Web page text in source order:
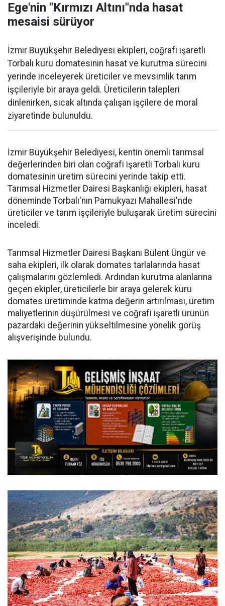
Ege'nin "Kırmızı Altını"nda hasat
mesaisi sürüyor
İzmir Büyükşehir Belediyesi ekipleri, coğrafi işaretli
Torbalı kuru domatesinin hasat ve kurutma sürecini
yerinde inceleyerek üreticiler ve mevsimlik tarım
işçileriyle bir araya geldi. Üreticilerin talepleri
dinlenirken, sıcak altında çalışan işçilere de moral
ziyaretinde bulunuldu.
İzmir Büyükşehir Belediyesi, kentin önemli tarımsal
değerlerinden biri olan coğrafi işaretli Torbalı kuru
domatesinin üretim sürecini yerinde takip etti.
Tarımsal Hizmetler Dairesi Başkanlığı ekipleri, hasat
döneminde Torbalı'nın Pamukyazı Mahallesi'nde
üreticiler ve tarım işçileriyle buluşarak üretim sürecini
inceledi.
Tarımsal Hizmetler Dairesi Başkanı Bülent Üngür ve
saha ekipleri, ilk olarak domates tarlalarında hasat
çalışmalarını gözlemledi. Ardından kurutma alanlarına
geçen ekipler, üreticilerle bir araya gelerek kuru
domates üretiminde katma değerin artırılması, üretim
maliyetlerinin düşürülmesi ve coğrafi işaretli ürünün
pazardaki değerinin yükseltilmesine yönelik görüş
alışverişinde bulundu.